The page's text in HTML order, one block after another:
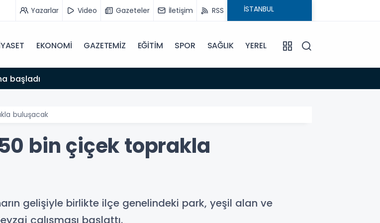
Yazarlar Video Gazeteler İletişim RSS
EKONOMİ GAZETEMİZ EĞİTİM SPOR SAĞLIK YEREL
başladı
buluşacak
bin çiçek toprakla
gelişiyle birlikte ilçe genelindeki park, yeşil alan ve
çalışması başlattı.